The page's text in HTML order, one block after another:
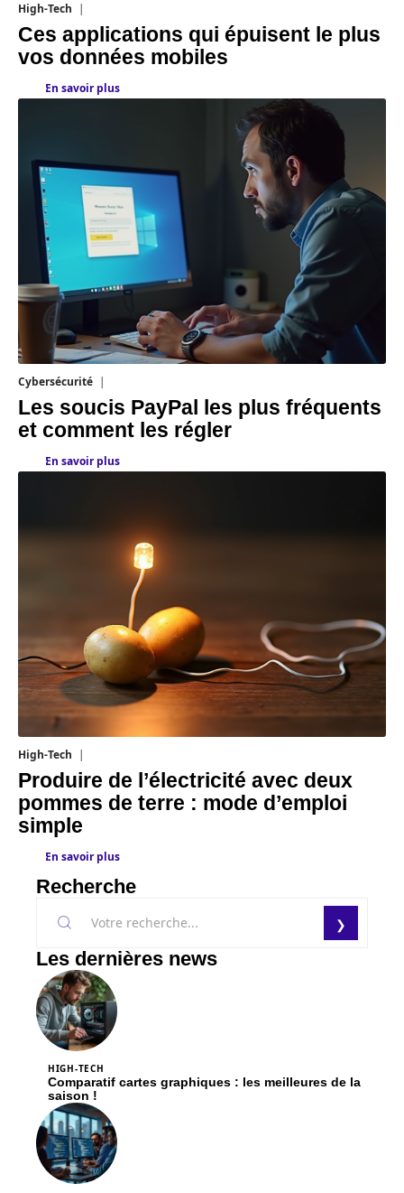
High-Tech
Ces applications qui épuisent le plus
vos données mobiles
En savoir plus
Cybersécurité
Les soucis PayPal les plus fréquents
et comment les régler
En savoir plus
High-Tech
Produire de l’électricité avec deux
pommes de terre : mode d’emploi
simple
En savoir plus
Recherche
Les dernières news
HIGH-TECH
Comparatif cartes graphiques : les meilleures de la
saison !